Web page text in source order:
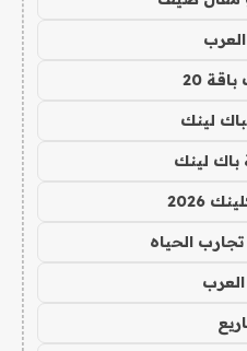
20
لينك
باك لينك
2026
الحياه